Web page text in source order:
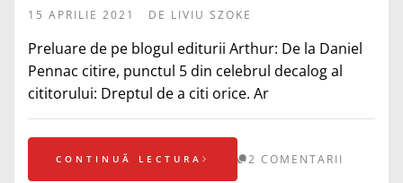
15 APRILIE 2021 DE LIVIU SZOKE
Preluare de pe blogul editurii Arthur: De la Daniel
Pennac citire, punctul 5 din celebrul decalog al
cititorului: Dreptul de a citi orice. Ar
CONTINUĂ LECTURA 2 COMENTARII